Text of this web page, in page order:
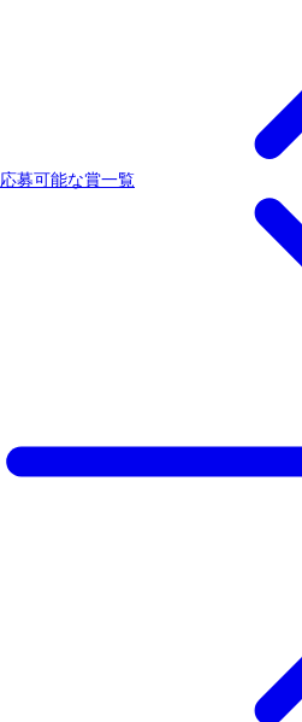
応募可能な賞一覧